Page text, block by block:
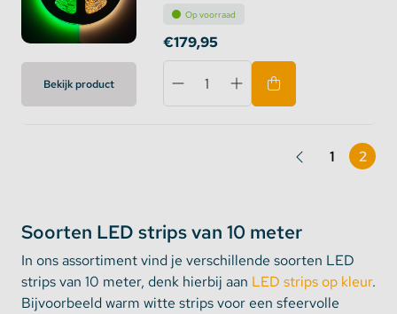
Bekijk product
Op voorraad
€179,95
1 2
Soorten LED strips van 10 meter
In ons assortiment vind je verschillende soorten LED
strips van 10 meter, denk hierbij aan LED strips op kleur.
Bijvoorbeeld warm witte strips voor een sfeervolle